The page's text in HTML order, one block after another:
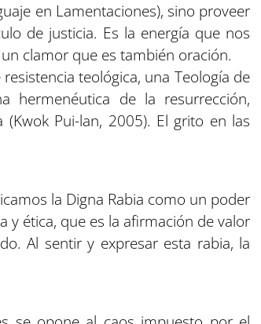
en Lamentaciones), sino proveer
de justicia. Es la energía que nos
clamor que es también oración.
teológica, una Teología de
hermenéutica de la resurrección,
Pui-lan, 2005). El grito en las
la Digna Rabia como un poder
y ética, que es la afirmación de valor
Al sentir y expresar esta rabia, la